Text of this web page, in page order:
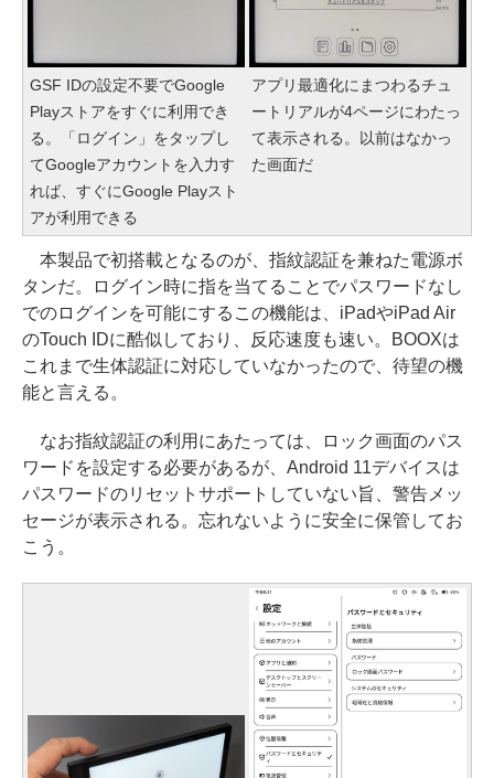
GSF IDの設定不要でGoogle
Playストアをすぐに利用でき
る。「ログイン」をタップし
てGoogleアカウントを入力す
れば、すぐにGoogle Playスト
アが利用できる
アプリ最適化にまつわるチュ
ートリアルが4ページにわたっ
て表示される。以前はなかっ
た画面だ
本製品で初搭載となるのが、指紋認証を兼ねた電源ボ
タンだ。ログイン時に指を当てることでパスワードなし
でのログインを可能にするこの機能は、iPadやiPad Air
のTouch IDに酷似しており、反応速度も速い。BOOXは
これまで生体認証に対応していなかったので、待望の機
能と言える。
なお指紋認証の利用にあたっては、ロック画面のパス
ワードを設定する必要があるが、Android 11デバイスは
パスワードのリセットサポートしていない旨、警告メッ
セージが表示される。忘れないように安全に保管してお
こう。